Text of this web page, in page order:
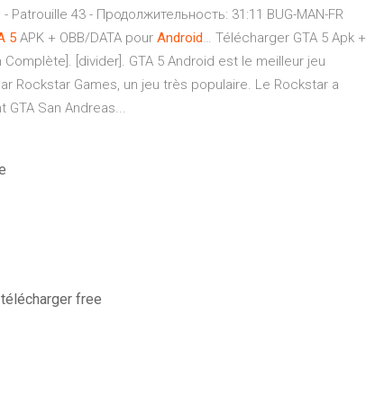
- Patrouille 43 - Продолжительность: 31:11 BUG-MAN-FR
5 APK + OBB/DATA pour Android… Télécharger GTA 5 Apk +
[divider]. GTA 5 Android est le meilleur jeu
Rockstar Games, un jeu très populaire. Le Rockstar a
San Andreas...
free